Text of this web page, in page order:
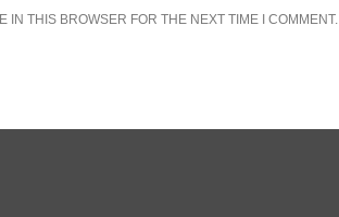
IN THIS BROWSER FOR THE NEXT TIME I COMMENT.